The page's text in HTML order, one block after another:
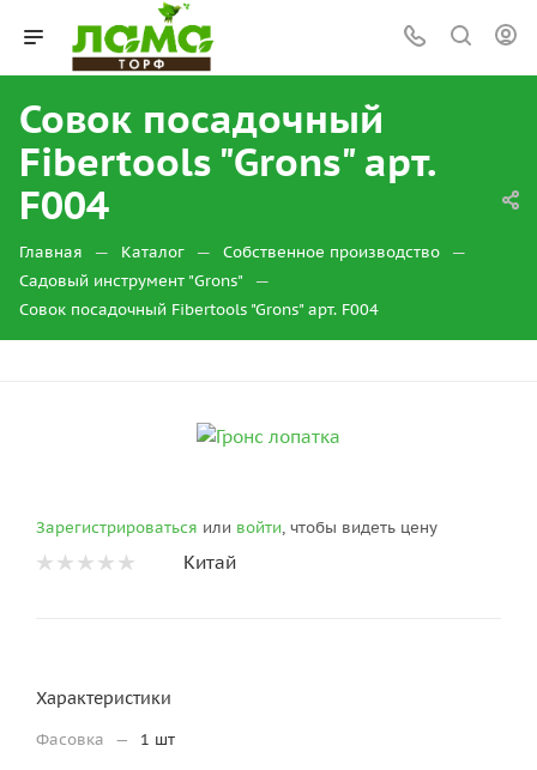
Совок посадочный
Fibertools "Grons" арт.
F004
Главная — Каталог — Собственное производство —
Садовый инструмент "Grons" —
Совок посадочный Fibertools "Grons" арт. F004
Зарегистрироваться или войти, чтобы видеть цену
Китай
Характеристики
Фасовка — 1 шт